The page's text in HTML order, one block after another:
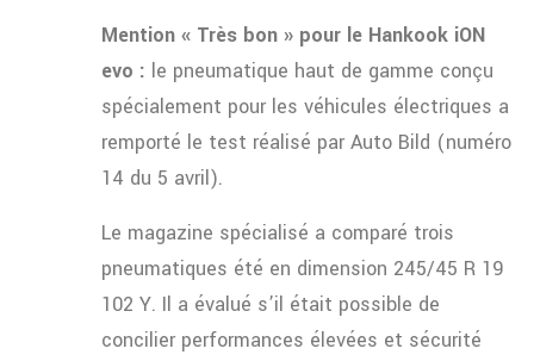
Mention « Très bon » pour le Hankook iON
evo : le pneumatique haut de gamme conçu
spécialement pour les véhicules électriques a
remporté le test réalisé par Auto Bild (numéro
14 du 5 avril).
Le magazine spécialisé a comparé trois
pneumatiques été en dimension 245/45 R 19
102 Y. Il a évalué s’il était possible de
concilier performances élevées et sécurité